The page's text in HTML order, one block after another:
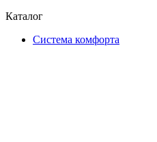
Каталог
Система комфорта